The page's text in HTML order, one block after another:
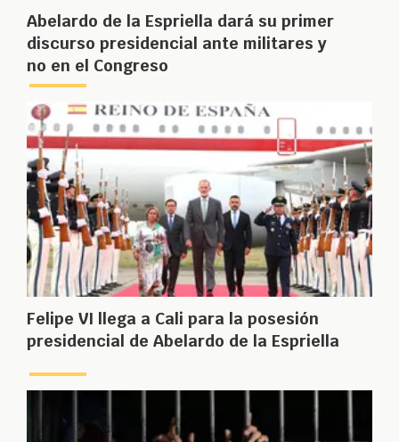
Abelardo de la Espriella dará su primer
discurso presidencial ante militares y
no en el Congreso
Felipe VI llega a Cali para la posesión
presidencial de Abelardo de la Espriella